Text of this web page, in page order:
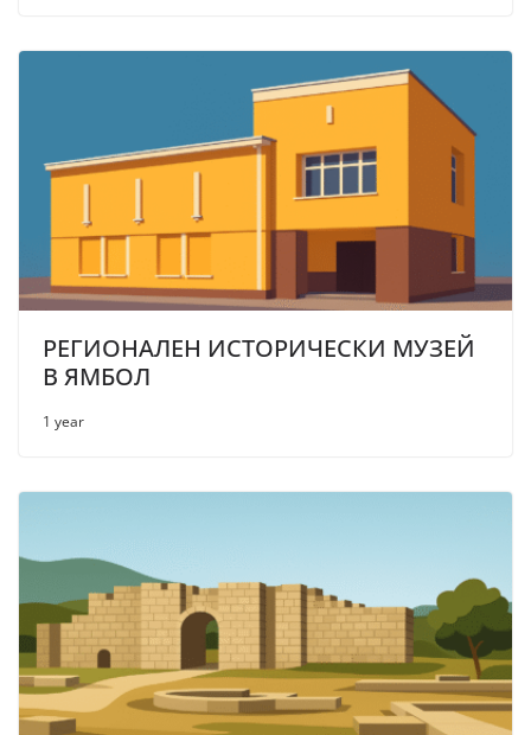
РЕГИОНАЛЕН ИСТОРИЧЕСКИ МУЗЕЙ
В ЯМБОЛ
1 year